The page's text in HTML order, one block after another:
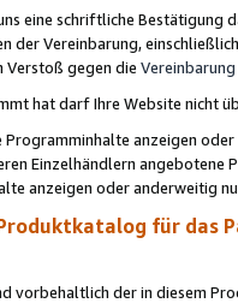
eine schriftliche
der Vereinbarung,
Verstoß gegen die Vereinbarung
hat darf Ihre Website nicht
Programminhalte anzeigen
Einzelhändlern
anzeigen oder anderweitig
für das
vorbehaltlich der in diesem